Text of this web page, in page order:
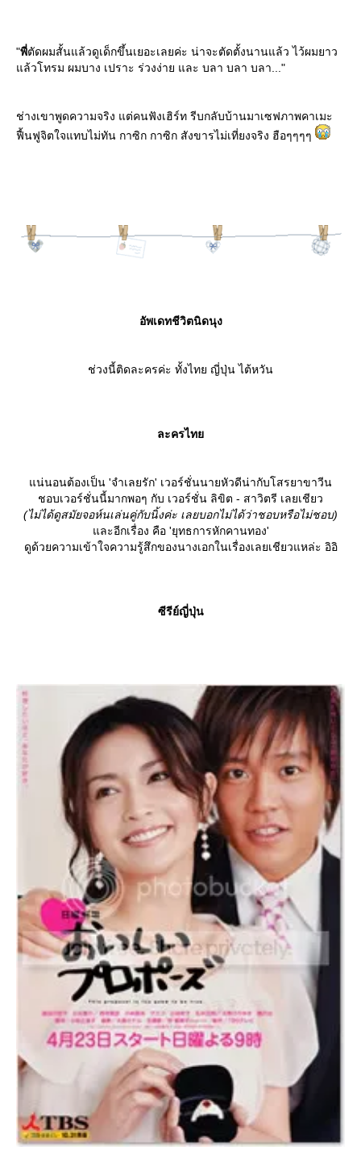
"พี่ตัดผมสั้นแล้วดูเด็กขึ้นเยอะเลยค่ะ น่าจะตัดตั้งนานแล้ว ไว้ผมยาว
ล้วโทรม ผมบาง เปราะ ร่วงง่าย และ บลา บลา บลา..."
ช่างเขาพูดความจริง แต่คนฟังเฮิร์ท รีบกลับบ้านมาเซฟภาพคาเมะ
ฟื้นฟูจิตใจแทบไม่ทัน กาซิก กาซิก สังขารไม่เที่ยงจริง ฮือๆๆๆๆ
อัพเดทชีวิตนิดนุง
ช่วงนี้ติดละครค่ะ ทั้งไทย ญี่ปุ่น ไต้หวัน
ละครไท
น่นอนต้องเป็น 'จำเลยรัก' เวอร์ชั่นนายหัวดีน่ากับโสรยาขาวีน
ชอบเวอร์ชั่นนี้มากพอๆ กับ เวอร์ชั่น ลิขิต - สาวิตรี เลยเชียว
(ไม่ได้ดูสมัยจอห์นเล่นคู่กับนิ้งค่ะ เลยบอกไม่ได้ว่าชอบหรือไม่ชอบ)
ละอีกเรื่อง คือ 'ยุทธการหักคานทอง'
ดูด้วยความเข้าใจความรู้สึกของนางเอกในเรื่องเลยเชียวแหล่ะ อิอิ
ซีรีย์ญี่ปุ่น